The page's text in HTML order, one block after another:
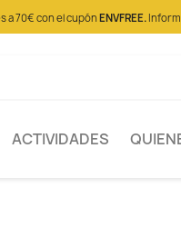
a 70€ con el cupón ENVFREE.
ACTIVIDADES